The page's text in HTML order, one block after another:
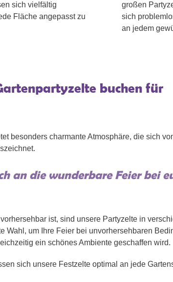
sich vielfältig
Fläche angepasst zu
großen
sich
an jedem
buchen für
besonders charmante Atmosphäre, die sich
an die wunderbare Feier bei
ist, sind unsere Partyzelte in
Wahl, um Ihre Feier bei unvorhersehbaren
ein schönes Ambiente geschaffen wird.
sich unsere Festzelte optimal an jede